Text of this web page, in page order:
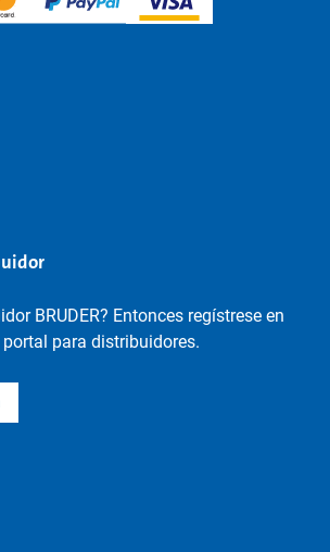
BRUDER? Entonces regístrese en
para distribuidores.